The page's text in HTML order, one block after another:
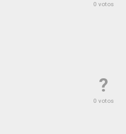
0 votos
?
0 votos